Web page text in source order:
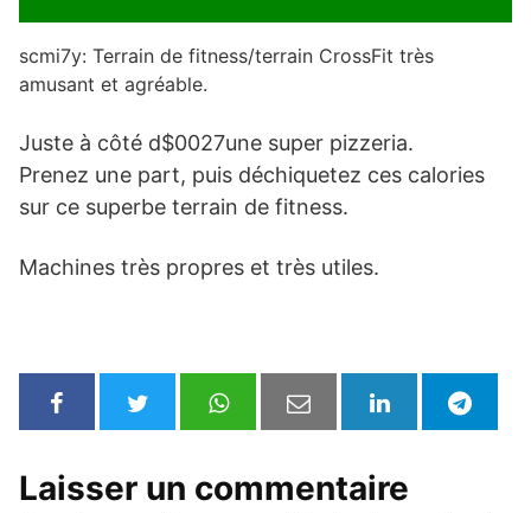
scmi7y: Terrain de fitness/terrain CrossFit très
amusant et agréable.
Juste à côté d$0027une super pizzeria.
Prenez une part, puis déchiquetez ces calories
sur ce superbe terrain de fitness.
Machines très propres et très utiles.
Laisser un commentaire